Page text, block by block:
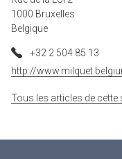
1000 Bruxelles
Belgique
+32 2 504 85 13
http://
Tous les articles de cette